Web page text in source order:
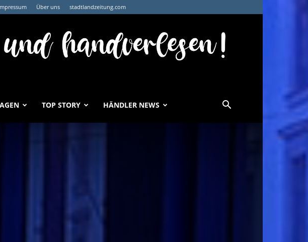
Über uns stadtlandzeitung.com
TOP STORY HÄNDLER NEWS